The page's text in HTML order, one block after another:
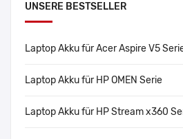
UNSERE BESTSELLER
Laptop Akku für Acer Aspire V5
Laptop Akku für HP OMEN Serie
Laptop Akku für HP Stream x360